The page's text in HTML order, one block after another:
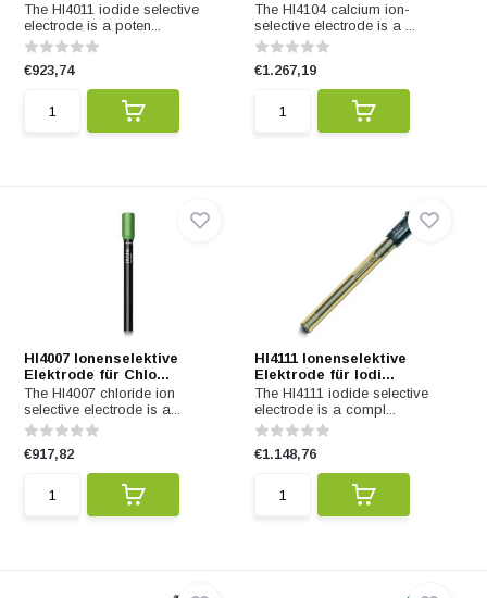
The HI4011 iodide selective
electrode is a poten...
€923,74
The HI4104 calcium ion-
selective electrode is a ...
€1.267,19
HI4007 Ionenselektive
Elektrode für Chlo...
The HI4007 chloride ion
selective electrode is a...
€917,82
HI4111 Ionenselektive
Elektrode für Iodi...
The HI4111 iodide selective
electrode is a compl...
€1.148,76